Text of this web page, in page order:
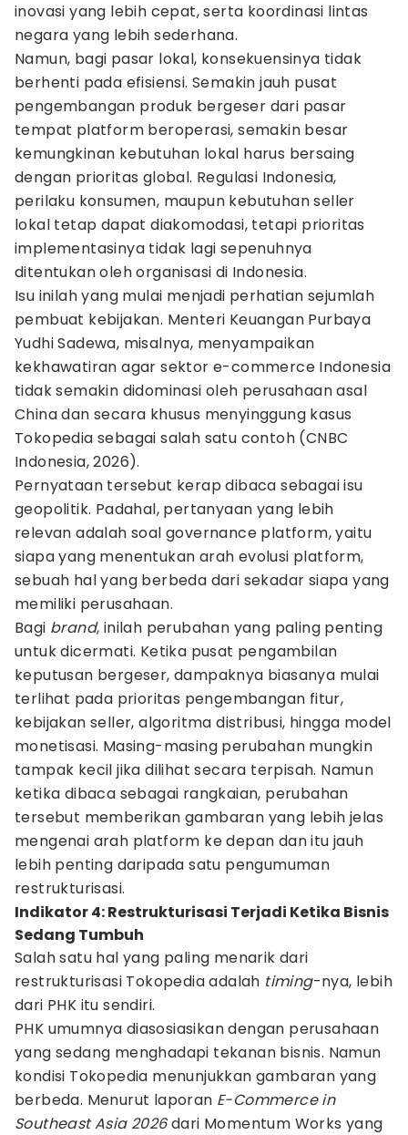
inovasi yang lebih cepat, serta koordinasi lintas
negara yang lebih sederhana.
Namun, bagi pasar lokal, konsekuensinya tidak
berhenti pada efisiensi. Semakin jauh pusat
pengembangan produk bergeser dari pasar
tempat platform beroperasi, semakin besar
kemungkinan kebutuhan lokal harus bersaing
dengan prioritas global. Regulasi Indonesia,
perilaku konsumen, maupun kebutuhan seller
lokal tetap dapat diakomodasi, tetapi prioritas
implementasinya tidak lagi sepenuhnya
ditentukan oleh organisasi di Indonesia.
Isu inilah yang mulai menjadi perhatian sejumlah
pembuat kebijakan. Menteri Keuangan Purbaya
Yudhi Sadewa, misalnya, menyampaikan
kekhawatiran agar sektor e-commerce Indonesia
tidak semakin didominasi oleh perusahaan asal
China dan secara khusus menyinggung kasus
Tokopedia sebagai salah satu contoh (CNBC
Indonesia, 2026).
Pernyataan tersebut kerap dibaca sebagai isu
geopolitik. Padahal, pertanyaan yang lebih
relevan adalah soal governance platform, yaitu
siapa yang menentukan arah evolusi platform,
sebuah hal yang berbeda dari sekadar siapa yang
memiliki perusahaan.
Bagi brand, inilah perubahan yang paling penting
untuk dicermati. Ketika pusat pengambilan
keputusan bergeser, dampaknya biasanya mulai
terlihat pada prioritas pengembangan fitur,
kebijakan seller, algoritma distribusi, hingga model
monetisasi. Masing-masing perubahan mungkin
tampak kecil jika dilihat secara terpisah. Namun
ketika dibaca sebagai rangkaian, perubahan
tersebut memberikan gambaran yang lebih jelas
mengenai arah platform ke depan dan itu jauh
lebih penting daripada satu pengumuman
restrukturisasi.
Indikator 4: Restrukturisasi Terjadi Ketika Bisnis
Sedang Tumbuh
Salah satu hal yang paling menarik dari
restrukturisasi Tokopedia adalah timing-nya, lebih
dari PHK itu sendiri.
PHK umumnya diasosiasikan dengan perusahaan
yang sedang menghadapi tekanan bisnis. Namun
kondisi Tokopedia menunjukkan gambaran yang
berbeda. Menurut laporan E-Commerce in
Southeast Asia 2026dari Momentum Works yang